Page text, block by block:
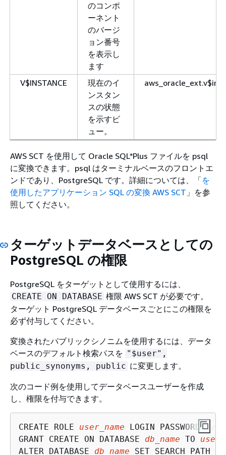
のコンポ
ーネント
のバージ
ョン番号
を表示し
ます
V$INSTANCE
現在のイ
ンスタン
スの状態
を示すビ
ュー。
AWS SCT を使用して Oracle SQL*Plus ファイルを psql
に変換できます。psql はターミナルベースのフロントエ
ンドであり、PostgreSQL です。詳細については、「を
使用したアプリケーション SQL の変換 AWS SCT 」を参
照してください。
ターゲットデータベースとしての
PostgreSQL の権限
PostgreSQL をターゲットとして使用するには、
CREATE ON DATABASE 権限 AWS SCT が必要です。
ターゲット PostgreSQL データベースごとにこの権限を
必ず付与してください。
変換されたパブリックシノニムを使用するには、データ
ベースのデフォルト検索パスを "$user",
public_synonyms, public に変更します。
次のコード例を使用してデータベースユーザーを作成
し、権限を付与できます。
CREATE ROLE user_name LOGIN PASSWORD '
GRANT CREATE ON DATABASE db_name TO
ALTER DATABASE db_name SET